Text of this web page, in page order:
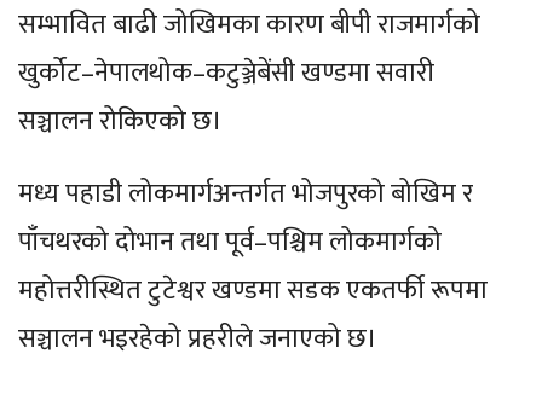
सम्भावित बाढी जोखिमका कारण बीपी राजमार्गको
खुर्कोट–नेपालथोक–कटुञ्जेबेंसी खण्डमा सवारी
सञ्चालन रोकिएको छ।
मध्य पहाडी लोकमार्गअन्तर्गत भोजपुरको बोखिम र
पाँचथरको दोभान तथा पूर्व–पश्चिम लोकमार्गको
महोत्तरीस्थित टुटेश्वर खण्डमा सडक एकतर्फी रूपमा
सञ्चालन भइरहेको प्रहरीले जनाएको छ।